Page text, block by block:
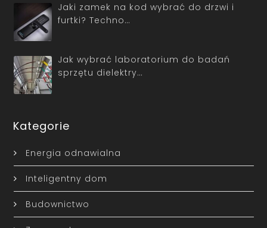
Jaki zamek na kod wybrać do drzwi i
furtki? Techno…
Jak wybrać laboratorium do badań
sprzętu dielektry…
Kategorie
Energia odnawialna
Inteligentny dom
Budownictwo